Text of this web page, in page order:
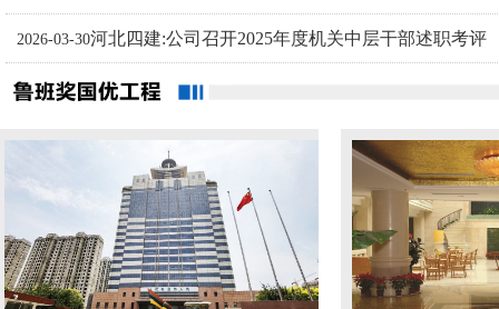
工作会议
2026-03-30河北四建:公司召开2025年度机关中层干部述职考评
大会